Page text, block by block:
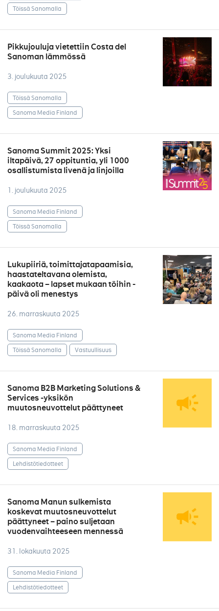
Töissä Sanomalla
Pikkujouluja vietettiin Costa del
Sanoman lämmössä
3. joulukuuta 2025
Töissä Sanomalla
Sanoma Media Finland
Sanoma Summit 2025: Yksi
iltapäivä, 27 oppituntia, yli 1000
osallistumista livenä ja linjoilla
1. joulukuuta 2025
Sanoma Media Finland
Töissä Sanomalla
Lukupiiriä, toimittajatapaamisia,
haastateltavana olemista,
kaakaota – lapset mukaan töihin -
päivä oli menestys
26. marraskuuta 2025
Sanoma Media Finland
Töissä Sanomalla
Vastuullisuus
Sanoma B2B Marketing Solutions &
Services -yksikön
muutosneuvottelut päättyneet
18. marraskuuta 2025
Sanoma Media Finland
Lehdistötiedotteet
Sanoma Manun sulkemista
koskevat muutosneuvottelut
päättyneet – paino suljetaan
vuodenvaihteeseen mennessä
31. lokakuuta 2025
Sanoma Media Finland
Lehdistötiedotteet